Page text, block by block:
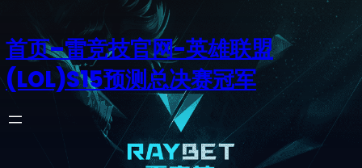
首页–雷竞技官网-英雄联盟
(LOL)S15预测总决赛冠军